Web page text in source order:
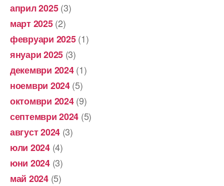
април 2025(3)
март 2025(2)
февруари 2025(1)
януари 2025 (3)
декември 2024(1)
ноември 2024(5)
октомври 2024(9)
септември 2024 (5)
август 2024 (3)
юли 2024(4)
юни 2024(3)
май 2024(5)